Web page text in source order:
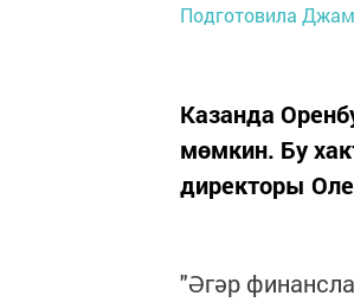
Подготовила
Казанда
мөмкин. Бу
директоры
"Әгәр